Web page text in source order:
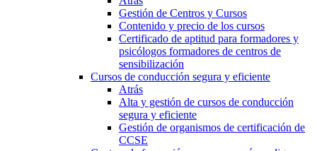
Gestión de Centros y Cursos
Contenido y precio de los cursos
Certificado de aptitud para formadores y
psicólogos formadores de centros de
sensibilización
Cursos de conducción segura y eficiente
Atrás
Alta y gestión de cursos de conducción
segura y eficiente
Gestión de organismos de certificación de
CCSE